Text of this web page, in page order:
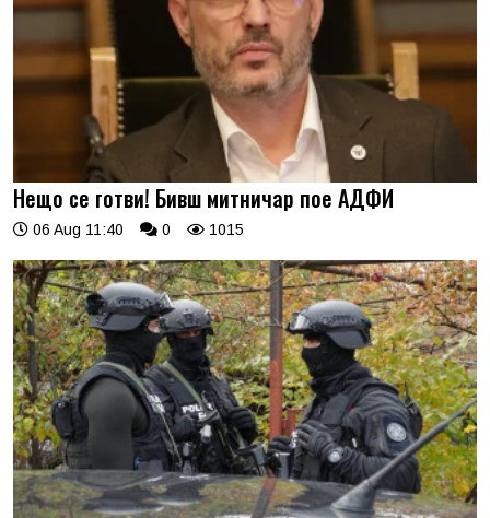
Нещо се готви! Бивш митничар пое АДФИ
06 Aug 11:40 0 1015